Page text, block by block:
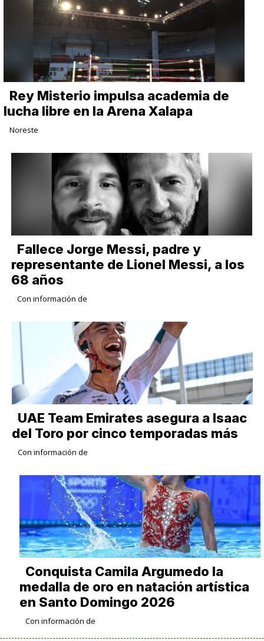
Rey Misterio impulsa academia de
lucha libre en la Arena Xalapa
Noreste
Fallece Jorge Messi, padre y
representante de Lionel Messi, a los
68 años
Con información de
UAE Team Emirates asegura a Isaac
del Toro por cinco temporadas más
Con información de
Conquista Camila Argumedo la
medalla de oro en natación artística
en Santo Domingo 2026
Con información de